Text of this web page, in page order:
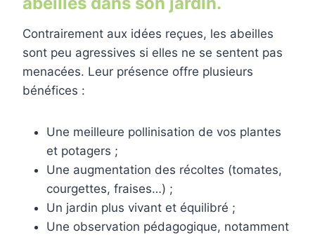
Contrairement aux idées reçues, les abeilles
sont peu agressives si elles ne se sentent pas
menacées. Leur présence offre plusieurs
bénéfices :
Une meilleure pollinisation de vos plantes
et potagers ;
Une augmentation des récoltes (tomates,
courgettes, fraises…) ;
Un jardin plus vivant et équilibré ;
Une observation pédagogique, notamment